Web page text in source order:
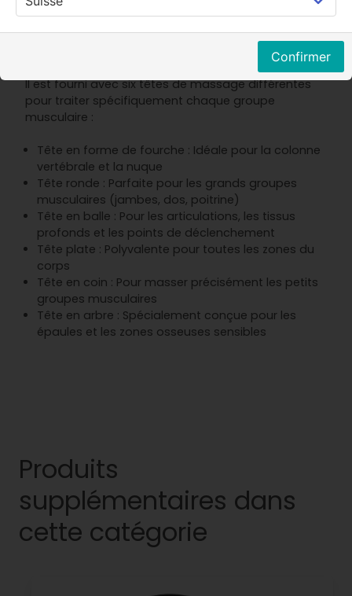
Une fabrication de qualité et un design bien pensé
Il est fourni avec six têtes de massage différentes
pour traiter spécifiquement chaque groupe
musculaire :
Tête en forme de fourche : Idéale pour la colonne
vertébrale et la nuque
Tête ronde : Parfaite pour les grands groupes
musculaires (jambes, dos, poitrine)
Tête en balle : Pour les articulations, les tissus
profonds et les points de déclenchement
Tête plate : Polyvalente pour toutes les zones du
corps
Tête en coin : Pour masser précisément les petits
groupes musculaires
Tête en arbre : Spécialement conçue pour les
épaules et les zones osseuses sensibles
Produits
supplémentaires dans
cette catégorie
Confirmer